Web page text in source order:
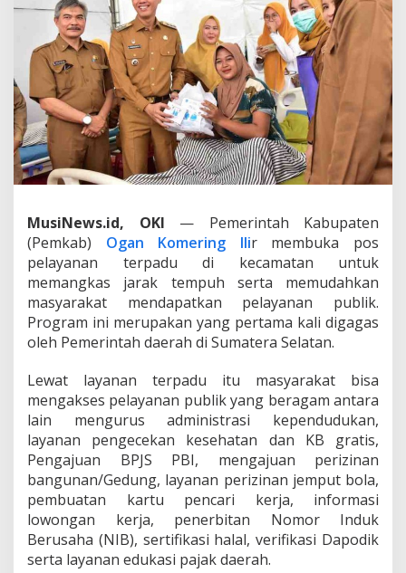
B
u
p
a
t
i
O
K
I
H
a
i
r
k
a
n
P
e
l
a
n
a
T
r
p
a
d
u
d
MusiNews.id, OKI — Pemerintah Kabupaten
(Pemkab) Ogan Komering Ilir membuka pos
pelayanan terpadu di kecamatan untuk
memangkas jarak tempuh serta memudahkan
masyarakat mendapatkan pelayanan publik.
Program ini merupakan yang pertama kali digagas
oleh Pemerintah daerah di Sumatera Selatan.
Lewat layanan terpadu itu masyarakat bisa
mengakses pelayanan publik yang beragam antara
lain mengurus administrasi kependudukan,
layanan pengecekan kesehatan dan KB gratis,
Pengajuan BPJS PBI, mengajuan perizinan
bangunan/Gedung, layanan perizinan jemput bola,
pembuatan kartu pencari kerja, informasi
lowongan kerja, penerbitan Nomor Induk
Berusaha (NIB), sertifikasi halal, verifikasi Dapodik
serta layanan edukasi pajak daerah.